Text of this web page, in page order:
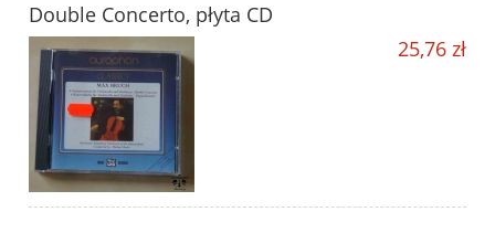
Double Concerto, płyta CD
25,76 zł